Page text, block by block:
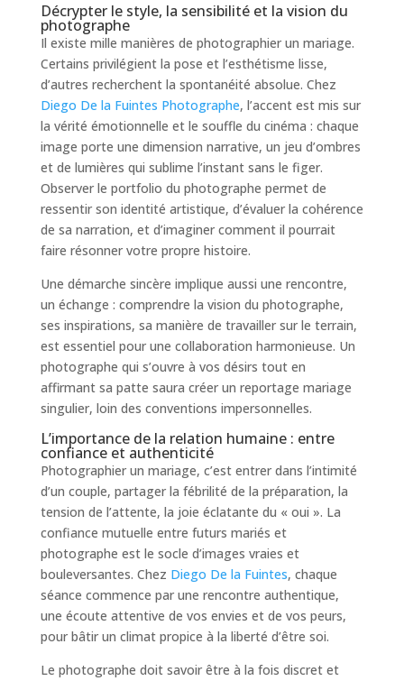
Décrypter le style, la sensibilité et la vision du
photographe
Il existe mille manières de photographier un mariage.
Certains privilégient la pose et l’esthétisme lisse,
d’autres recherchent la spontanéité absolue. Chez
Diego De la Fuintes Photographe, l’accent est mis sur
la vérité émotionnelle et le souffle du cinéma : chaque
image porte une dimension narrative, un jeu d’ombres
et de lumières qui sublime l’instant sans le figer.
Observer le portfolio du photographe permet de
ressentir son identité artistique, d’évaluer la cohérence
de sa narration, et d’imaginer comment il pourrait
faire résonner votre propre histoire.
Une démarche sincère implique aussi une rencontre,
un échange : comprendre la vision du photographe,
ses inspirations, sa manière de travailler sur le terrain,
est essentiel pour une collaboration harmonieuse. Un
photographe qui s’ouvre à vos désirs tout en
affirmant sa patte saura créer un reportage mariage
singulier, loin des conventions impersonnelles.
L’importance de la relation humaine : entre
confiance et authenticité
Photographier un mariage, c’est entrer dans l’intimité
d’un couple, partager la fébrilité de la préparation, la
tension de l’attente, la joie éclatante du « oui ». La
confiance mutuelle entre futurs mariés et
photographe est le socle d’images vraies et
bouleversantes. Chez Diego De la Fuintes, chaque
séance commence par une rencontre authentique,
une écoute attentive de vos envies et de vos peurs,
pour bâtir un climat propice à la liberté d’être soi.
Le photographe doit savoir être à la fois discret et